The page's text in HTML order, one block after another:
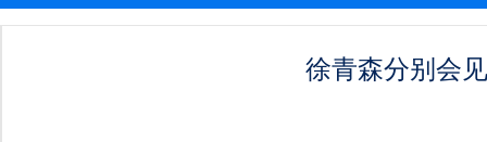
徐青森分别会